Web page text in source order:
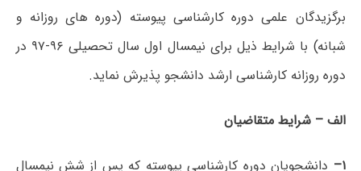
برگزیدگان علمی دوره کارشناسی پیوسته (دوره‏ های روزانه و
شبانه) با شرایط ذیل برای نیمسال اول سال تحصیلی ۹۶-۹۷ در
دوره روزانه کارشناسی ارشد دانشجو پذیرش نماید.
الف– شرایط متقاضیان
۱– دانشجویان دوره کارشناسی پیوسته که پس از شش نیمسال